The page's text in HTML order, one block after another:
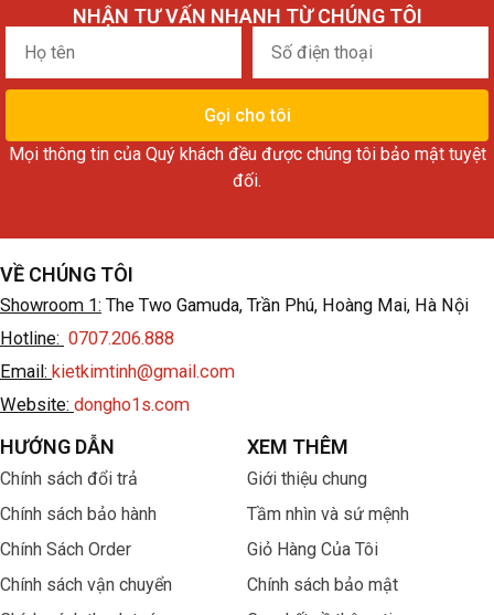
NHẬN TƯ VẤN NHANH TỪ CHÚNG TÔI
Họ
tên
điện
thoại
Gọi cho tôi
Mọi thông tin của Quý khách đều được chúng tôi bảo mật tuyệt
đối.
VỀ CHÚNG TÔI
Showroom 1: The Two Gamuda, Trần Phú, Hoàng Mai, Hà Nội
Hotline: 0707.206.888
Email: kietkimtinh@gmail.com
Website: dongho1s.com
HƯỚNG DẪN
Chính sách đổi trả
Chính sách bảo hành
Chính Sách Order
Chính sách vận chuyển
XEM THÊM
Giới thiệu chung
Tầm nhìn và sứ mệnh
Giỏ Hàng Của Tôi
Chính sách bảo mật